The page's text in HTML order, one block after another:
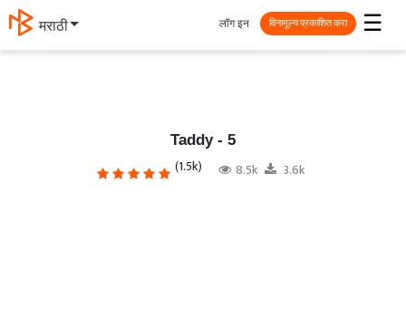
मराठी ☰
लॉग इन विनामूल्य प्रकाशित करा
Taddy - 5
(1.5k) 8.5k 3.6k